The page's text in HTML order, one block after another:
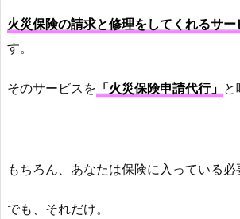
火災保険の請求と修理をしてくれるサー
す。
そのサービスを 「火災保険申請代行」 と
もちろん、あなたは保険に入っている必
でも、それだけ。